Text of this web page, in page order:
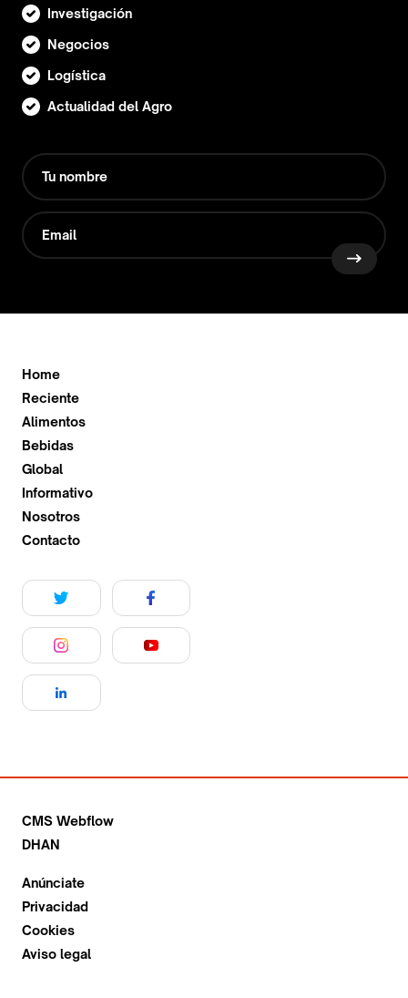
Investigación
Negocios
Logística
Actualidad del Agro
Home
Reciente
Alimentos
Bebidas
Global
Informativo
Nosotros
Contacto
CMS Webflow
DHAN
Anúnciate
Privacidad
Cookies
Aviso legal